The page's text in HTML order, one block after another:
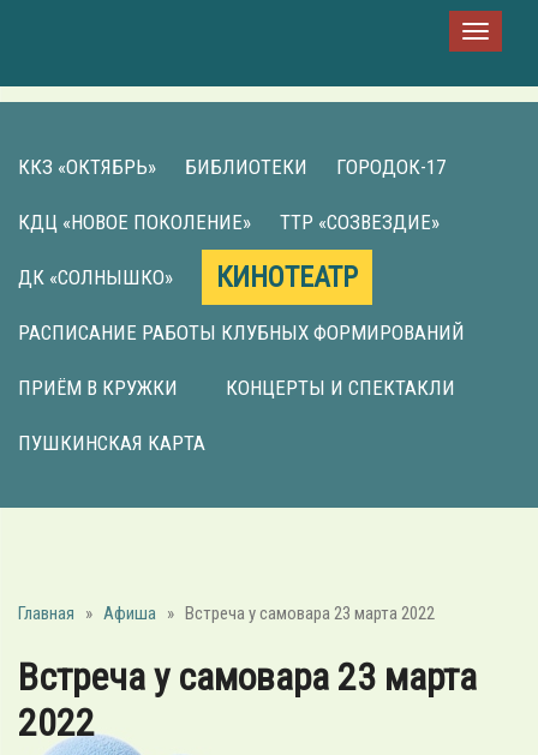
ККЗ «ОКТЯБРЬ» БИБЛИОТЕКИ ГОРОДОК-17
КДЦ «НОВОЕ ПОКОЛЕНИЕ» ТТР «СОЗВЕЗДИЕ»
ДК «СОЛНЫШКО» КИНОТЕАТР
РАСПИСАНИЕ РАБОТЫ КЛУБНЫХ ФОРМИРОВАНИЙ
ПРИЁМ В КРУЖКИ КОНЦЕРТЫ И СПЕКТАКЛИ
ПУШКИНСКАЯ КАРТА
Главная » Афиша » Встреча у самовара 23 марта 2022
Встреча у самовара 23 марта
2022